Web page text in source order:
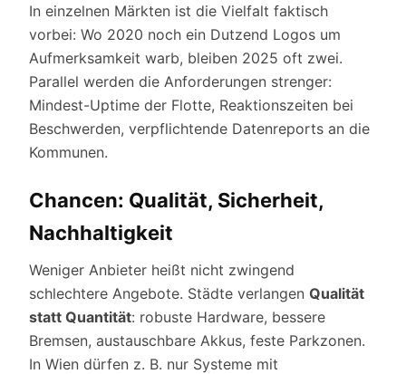
In einzelnen Märkten ist die Vielfalt faktisch
vorbei: Wo 2020 noch ein Dutzend Logos um
Aufmerksamkeit warb, bleiben 2025 oft zwei.
Parallel werden die Anforderungen strenger:
Mindest-Uptime der Flotte, Reaktionszeiten bei
Beschwerden, verpflichtende Datenreports an die
Kommunen.
Chancen: Qualität, Sicherheit,
Nachhaltigkeit
Weniger Anbieter heißt nicht zwingend
schlechtere Angebote. Städte verlangen Qualität
statt Quantität: robuste Hardware, bessere
Bremsen, austauschbare Akkus, feste Parkzonen.
In Wien dürfen z. B. nur Systeme mit